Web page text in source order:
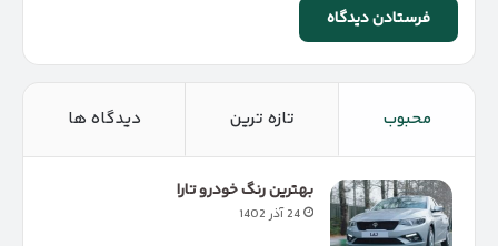
محبوب تازه ترین دیدگاه ها
بهترین رنگ خودرو تارا
24 آذر 1402